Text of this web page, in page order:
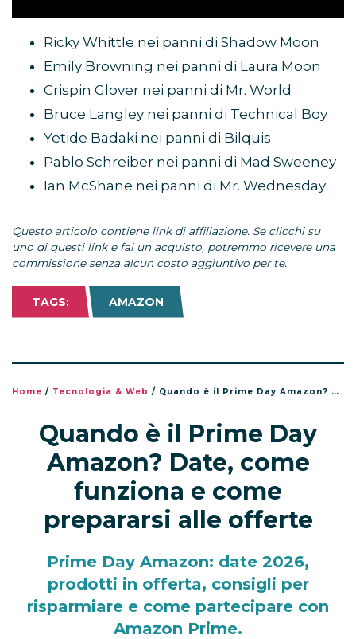
Ricky Whittle nei panni di Shadow Moon
Emily Browning nei panni di Laura Moon
Crispin Glover nei panni di Mr. World
Bruce Langley nei panni di Technical Boy
Yetide Badaki nei panni di Bilquis
Pablo Schreiber nei panni di Mad Sweeney
Ian McShane nei panni di Mr. Wednesday
Questo articolo contiene link di affiliazione. Se clicchi su
uno di questi link e fai un acquisto, potremmo ricevere una
commissione senza alcun costo aggiuntivo per te.
TAGS: AMAZON
Home / Tecnologia & Web / Quando è il Prime Day Amazon? Date, come funziona e come prepararsi alle offerte
Quando è il Prime Day
Amazon? Date, come
funziona e come
prepararsi alle offerte
Prime Day Amazon: date 2026,
prodotti in offerta, consigli per
risparmiare e come partecipare con
Amazon Prime.